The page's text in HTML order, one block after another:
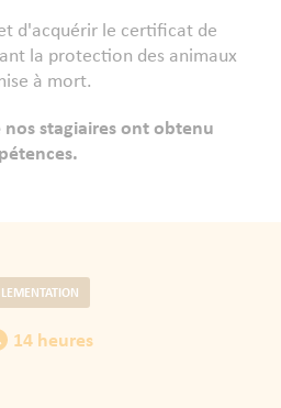
d'acquérir le certificat de
la protection des animaux
à mort.
nos stagiaires ont obtenu
14 heures